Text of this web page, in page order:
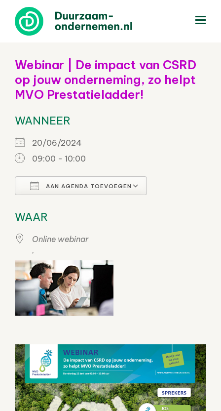
Webinar | De impact van CSRD
op jouw onderneming, zo helpt
MVO Prestatieladder!
WANNEER
20/06/2024
09:00 - 10:00
AAN AGENDA TOEVOEGEN
WAAR
Online webinar
,